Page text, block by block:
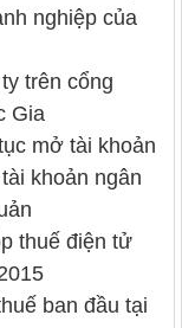
nghiệp của
trên cổng
Gia
mở tài khoản
khoản ngân
thuế điện tử
ban đầu tại